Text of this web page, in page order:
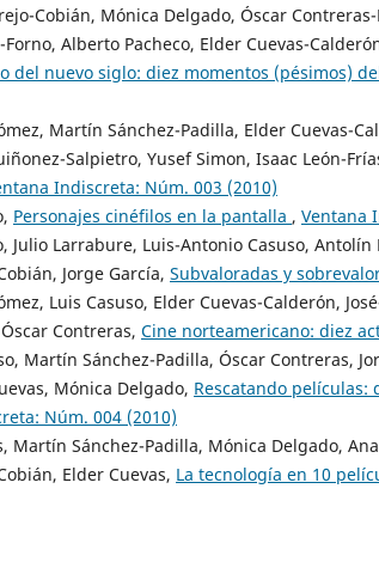
Cobián, Mónica Delgado, Óscar
Alberto Pacheco, Elder Cuevas-
del nuevo siglo: diez momentos (pésimos)
Martín Sánchez-Padilla, Elder Cuevas-
Salpietro, Yusef Simon, Isaac León-
Indiscreta: Núm. 003 (2010)
Personajes cinéfilos en la pantalla , Ventana
Julio Larrabure, Luis-Antonio Casuso, Antolín
Jorge García, Subvaloradas y
Luis Casuso, Elder Cuevas-Calderón,
Contreras, Cine norteamericano: diez
Martín Sánchez-Padilla, Óscar Contreras,
Mónica Delgado, Rescatando películas:
Núm. 004 (2010)
Martín Sánchez-Padilla, Mónica Delgado,
Elder Cuevas, La tecnología en 10